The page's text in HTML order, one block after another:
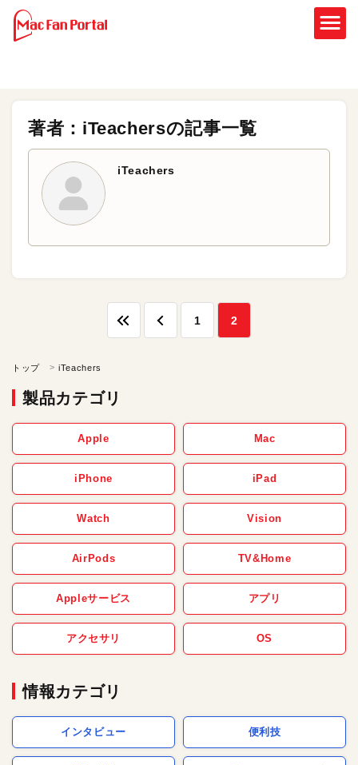
著者：iTeachersの記事一覧
iTeachers
1 2
トップ iTeachers
製品カテゴリ
Apple Mac
iPhone iPad
Watch Vision
AirPods TV&Home
Appleサービス アプリ
アクセサリ OS
情報カテゴリ
インタビュー 便利技